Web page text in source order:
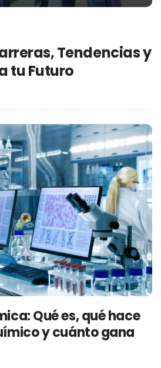
Tendencias y
tu Futuro
Qué es, qué hace
y cuánto gana